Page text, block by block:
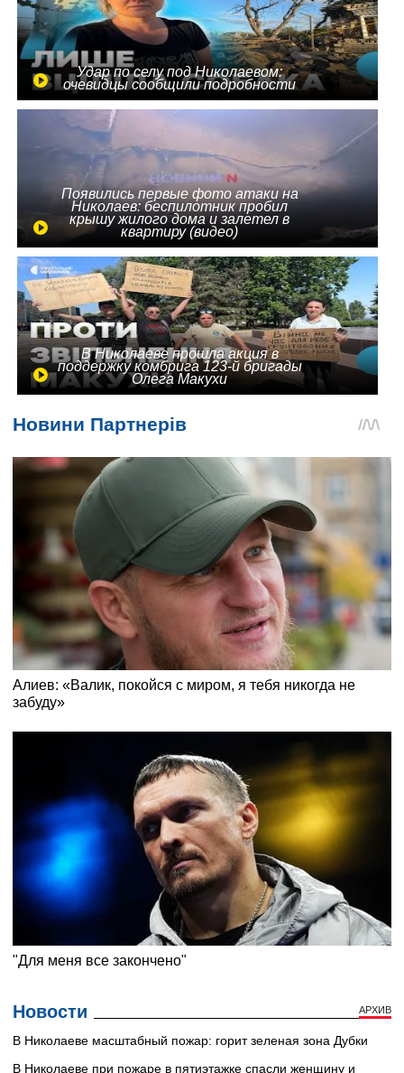
Удар по селу под Николаевом:
очевидцы сообщили подробности
Появились первые фото атаки на
Николаев: беспилотник пробил
крышу жилого дома и залетел в
квартиру (видео)
В Николаеве прошла акция в
поддержку комбрига 123-й бригады
Олега Макухи
Новости АРХИВ
В Николаеве масштабный пожар: горит зеленая зона Дубки
В Николаеве при пожаре в пятиэтажке спасли женщину и